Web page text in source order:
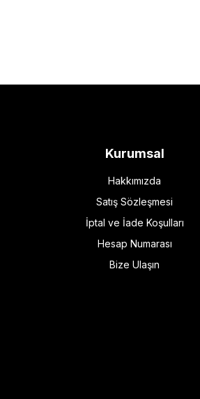
Kurumsal
Hakkımızda
Satış Sözleşmesi
İptal ve İade Koşulları
Hesap Numarası
Bize Ulaşın